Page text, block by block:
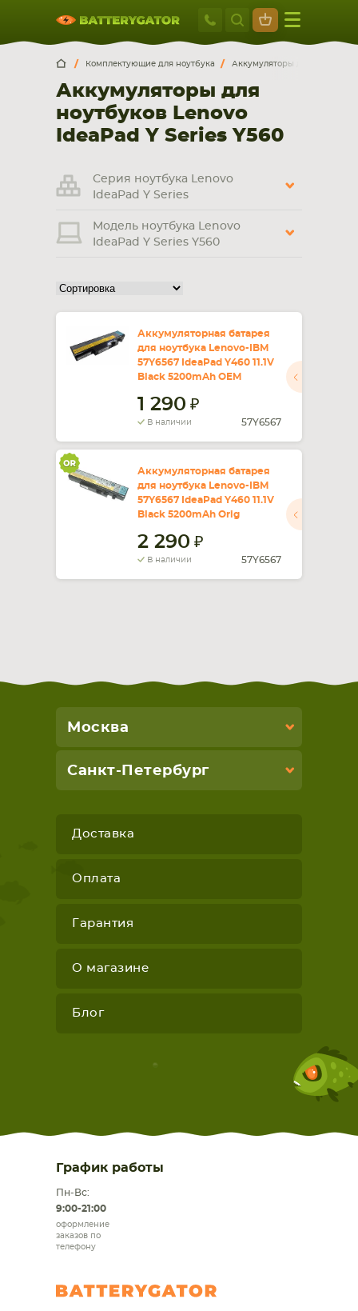
Москва
+7 495 414
Москва Санкт-Петербург
г. Москва, ул. Ткацкая, 5с3 (м. Семеновская)
5 мин. ходьбы от ст.м. “Семеновская”
+7 495 414 28 59
9:00-21:00
смартфона, планшета
Комплектующие для ноутбука Аккумуляторы для ноутбуков
Аккумуляторы для
ноутбуков Lenovo
IdeaPad Y Series Y560
Серия ноутбука Lenovo
IdeaPad Y Series
Модель ноутбука Lenovo
IdeaPad Y Series Y560
Аккумуляторная батарея
для ноутбука Lenovo-IBM
57Y6567 IdeaPad Y460 11.1V
Black 5200mAh OEM
1 290
В наличии 57Y6567
Аккумуляторная батарея
для ноутбука Lenovo-IBM
57Y6567 IdeaPad Y460 11.1V
Black 5200mAh Orig
2 290
В наличии 57Y6567
Москва
Санкт-Петербург
Доставка
Оплата
Гарантия
О магазине
Блог
График работы
Пн-Вс:
9:00-21:00
оформление
заказов по
телефону